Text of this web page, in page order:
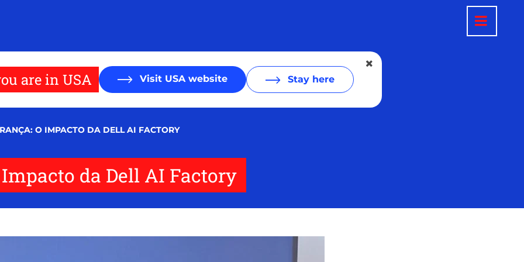
are in USA Visit USA website Stay here
O IMPACTO DA DELL AI FACTORY
da Dell AI Factory